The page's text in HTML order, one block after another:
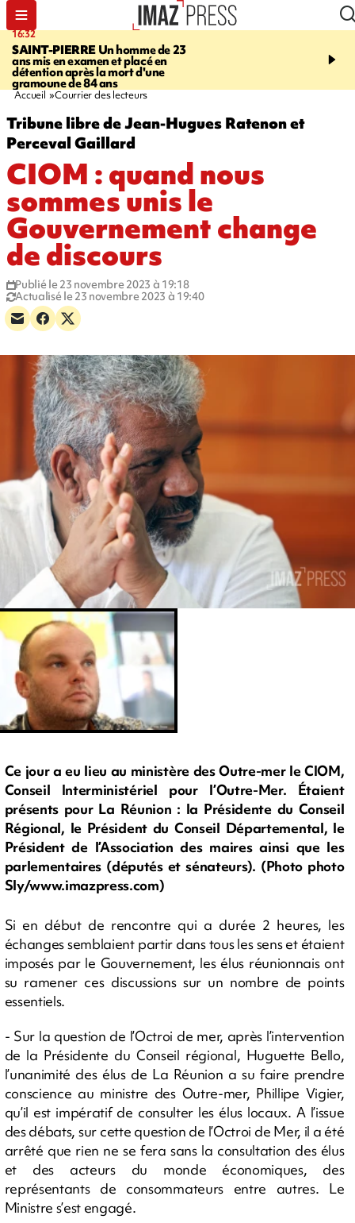
16:32
SAINT-PIERREUn homme de 23
ans mis en examen et placé en
détention après la mort d'une
gramoune de 84 ans
21:08
et Turquie scellent un
Accueil Courrier des lecteurs
Tribune libre de Jean-Hugues Ratenon et
Perceval Gaillard
CIOM : quand nous
sommes unis le
Gouvernement change
de discours
Publié le 23 novembre 2023 à 19:18
Actualisé le 23 novembre 2023 à 19:40
Ce jour a eu lieu au ministère des Outre-mer le CIOM,
Conseil Interministériel pour l’Outre-Mer. Étaient
présents pour La Réunion : la Présidente du Conseil
Régional, le Président du Conseil Départemental, le
Président de l’Association des maires ainsi que les
parlementaires (députés et sénateurs). (Photo photo
Sly/www.imazpress.com)
Si en début de rencontre qui a durée 2 heures, les
échanges semblaient partir dans tous les sens et étaient
imposés par le Gouvernement, les élus réunionnais ont
su ramener ces discussions sur un nombre de points
essentiels.
- Sur la question de l’Octroi de mer, après l’intervention
de la Présidente du Conseil régional, Huguette Bello,
l’unanimité des élus de La Réunion a su faire prendre
conscience au ministre des Outre-mer, Phillipe Vigier,
qu’il est impératif de consulter les élus locaux. A l’issue
des débats, sur cette question de l’Octroi de Mer, il a été
arrêté que rien ne se fera sans la consultation des élus
et des acteurs du monde économiques, des
représentants de consommateurs entre autres. Le
Ministre s’est engagé.